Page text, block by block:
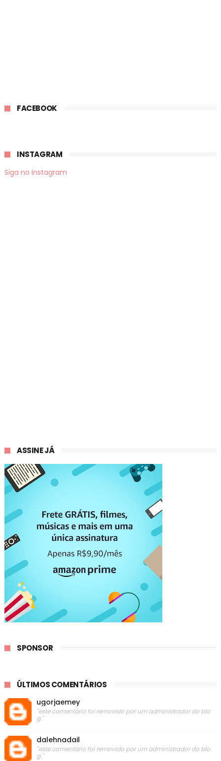
FACEBOOK
INSTAGRAM
Siga no Instagram
ASSINE JÁ
SPONSOR
ÚLTIMOS COMENTÁRIOS
ugorjaemey
"este comentário foi removido por um administrador do blo
g."
dalehnadail
"este comentário foi removido por um administrador do blo
g."